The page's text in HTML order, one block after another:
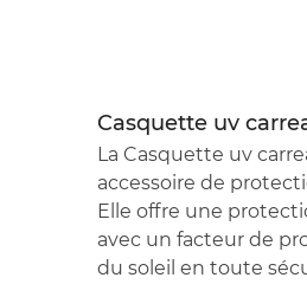
Casquette uv
La Casquette uv
accessoire de
Elle offre une
avec un facteur de
du soleil en toute